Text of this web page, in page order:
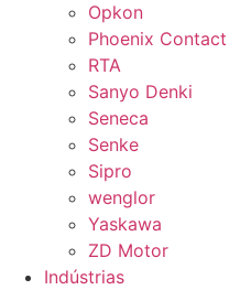
Opkon
Phoenix Contact
RTA
Sanyo Denki
Seneca
Senke
Sipro
wenglor
Yaskawa
ZD Motor
Indústrias